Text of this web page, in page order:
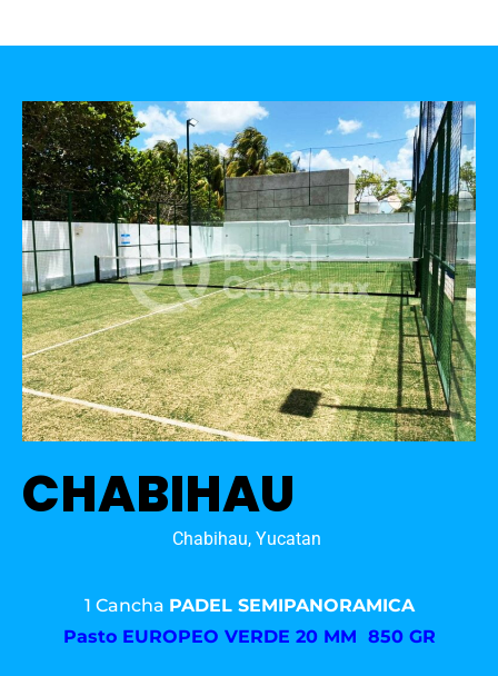
CHABIHAU
Chabihau, Yucatan
1 Cancha PADEL SEMIPANORAMICA
Pasto EUROPEO VERDE 20 MM 850 GR